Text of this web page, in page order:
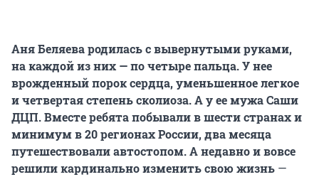
Аня Беляева родилась с вывернутыми руками,
на каждой из них — по четыре пальца. У нее
врожденный порок сердца, уменьшенное легкое
и четвертая степень сколиоза. А у ее мужа Саши
ДЦП. Вместе ребята побывали в шести странах и
минимум в 20 регионах России, два месяца
путешествовали автостопом. А недавно и вовсе
решили кардинально изменить свою жизнь —